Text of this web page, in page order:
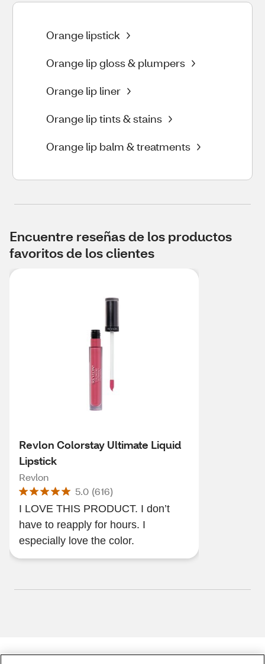
Orange lipstick
Orange lip gloss & plumpers
Orange lip liner
Orange lip tints & stains
Orange lip balm & treatments
Encuentre reseñas de los productos
favoritos de los clientes
Revlon Colorstay Ultimate Liquid
Lipstick
Revlon
5.0 (616)
I LOVE THIS PRODUCT. I don’t
have to reapply for hours. I
especially love the color.